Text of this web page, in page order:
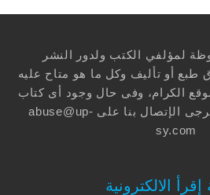
لمؤلفي الكتب ولدور النشر
طبع أو تأليف وكل ما هو متاح عليه
الكرام، وفى حال وجود أى كتاب
الإتصال بنا على abuse@up-
sy.com
إقرأ الالكترونية